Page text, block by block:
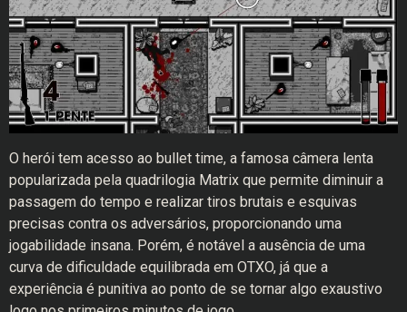
O herói tem acesso ao bullet time, a famosa câmera lenta
popularizada pela quadrilogia Matrix que permite diminuir a
passagem do tempo e realizar tiros brutais e esquivas
precisas contra os adversários, proporcionando uma
jogabilidade insana. Porém, é notável a ausência de uma
curva de dificuldade equilibrada em OTXO, já que a
experiência é punitiva ao ponto de se tornar algo exaustivo